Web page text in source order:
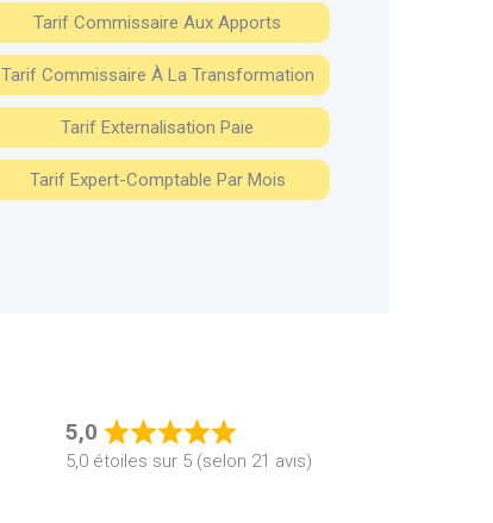
Tarif Commissaire Aux Apports
Tarif Commissaire À La Transformation
Tarif Externalisation Paie
Tarif Expert-Comptable Par Mois
5,0
Rated
5,0
5,0 étoiles sur 5 (selon 21 avis)